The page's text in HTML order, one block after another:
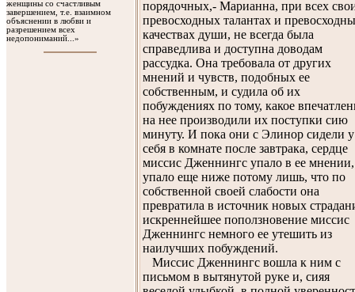
женщины со счастливым
завершением, т.е. взаимном
объяснении в любви и
разрешением всех
недопониманий...»
порядочных,- Марианна, при всех
превосходных талантах и
качествах души, не всегда была
справедлива и доступна доводам
рассудка. Она требовала от других
мнений и чувств, подобных ее
собственным, и судила об их
побуждениях по тому, какое
на нее производили их поступки сию
минуту. И пока они с Элинор сидели у
себя в комнате после завтрака, сердце
миссис Дженнингс упало в ее мнении,
упало еще ниже потому лишь, что по
собственной своей слабости она
превратила в источник новых
искреннейшее поползновение миссис
Дженнингс немного ее утешить из
наилучших побуждений.
Миссис Дженнингс вошла к ним с
письмом в вытянутой руке и, сияя